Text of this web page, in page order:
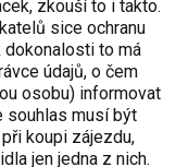
zkouší to i takto.
sice ochranu
dokonalosti to má
údajů, o čem
osobu) informovat
souhlas musí být
koupi zájezdu,
jen jedna z nich.